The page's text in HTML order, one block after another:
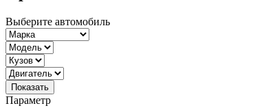
Выберите автомобиль
Показать
Параметр